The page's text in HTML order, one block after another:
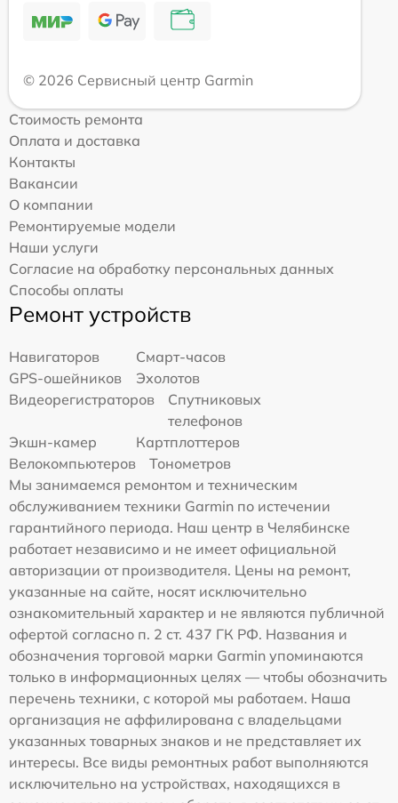
© 2026 Сервисный центр Garmin
Стоимость ремонта
Оплата и доставка
Контакты
Вакансии
О компании
Ремонтируемые модели
Наши услуги
Согласие на обработку персональных данных
Способы оплаты
Ремонт устройств
Навигаторов
Смарт-часов
GPS-ошейников
Эхолотов
Видеорегистраторов
Спутниковых
телефонов
Экшн-камер
Картплоттеров
Велокомпьютеров
Тонометров
Мы занимаемся ремонтом и техническим
обслуживанием техники Garmin по истечении
гарантийного периода. Наш центр в Челябинске
работает независимо и не имеет официальной
авторизации от производителя. Цены на ремонт,
указанные на сайте, носят исключительно
ознакомительный характер и не являются публичной
офертой согласно п. 2 ст. 437 ГК РФ. Названия и
обозначения торговой марки Garmin упоминаются
только в информационных целях — чтобы обозначить
перечень техники, с которой мы работаем. Наша
организация не аффилирована с владельцами
указанных товарных знаков и не представляет их
интересы. Все виды ремонтных работ выполняются
исключительно на устройствах, находящихся в